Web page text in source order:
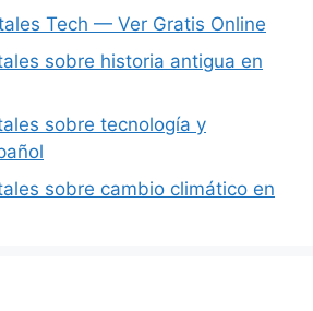
Tech — Ver Gratis Online
sobre historia antigua en
sobre tecnología y
sobre cambio climático en